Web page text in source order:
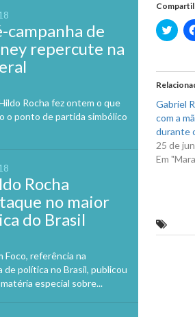
campanha de
repercute na
Rocha fez ontem o que
o ponto de partida simbólico
Rocha
no maior
do Brasil
Foco, referência na
política no Brasil, publicou
especial sobre...
para
em
nova
Gabriel
com a
durante
25 de
Em